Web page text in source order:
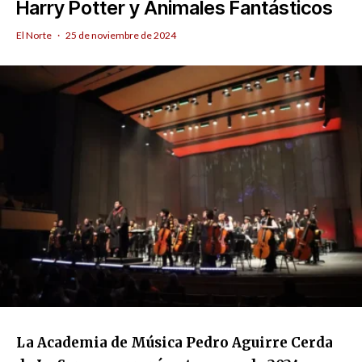
Harry Potter y Animales Fantásticos
El Norte · 25 de noviembre de 2024
La Academia de Música Pedro Aguirre Cerda